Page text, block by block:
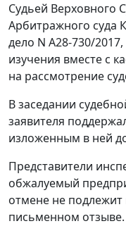
Судьей Верховного
Арбитражного суда
дело N А28-730/
изучения вместе с
на рассмотрение
В заседании
заявителя
изложенным в ней
Представители
обжалуемый
отмене не
письменном отзыве.